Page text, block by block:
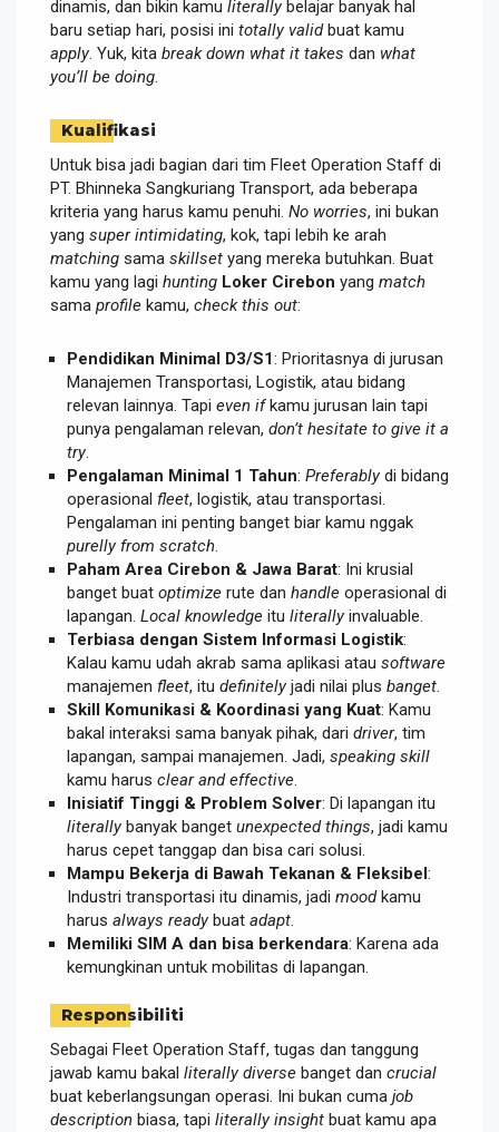
dinamis, dan bikin kamu literallybelajar banyak hal
baru setiap hari, posisi ini totally validbuat kamu
apply. Yuk, kita break down what it takes dan what
you’ll be doing
Kualifikasi
Untuk bisa jadi bagian dari tim Fleet Operation Staff di
PT. Bhinneka Sangkuriang Transport, ada beberapa
kriteria yang harus kamu penuhi. No worries, ini bukan
yang super intimidating, kok, tapi lebih ke arah
matching sama skillset yang mereka butuhkan. Buat
kamu yang lagi hunting Loker Cirebon yang match
sama profile kamu, check this out:
Pendidikan Minimal D3/S1: Prioritasnya di jurusan
Manajemen Transportasi, Logistik, atau bidang
relevan lainnya. Tapi even ifkamu jurusan lain tapi
punya pengalaman relevan, don’t hesitate to give it a
try.
Pengalaman Minimal 1 Tahun: Preferablydi bidang
operasional fleet, logistik, atau transportasi.
Pengalaman ini penting banget biar kamu nggak
purelly from scratch
Paham Area Cirebon & Jawa Barat: Ini krusial
banget buat optimize rute dan handle operasional di
lapangan. Local knowledge itu literallyinvaluable.
Terbiasa dengan Sistem Informasi Logistik:
Kalau kamu udah akrab sama aplikasi atau software
manajemen fleet, itu definitelyjadi nilai plus banget
Skill Komunikasi & Koordinasi yang Kuat: Kamu
bakal interaksi sama banyak pihak, dari driver, tim
lapangan, sampai manajemen. Jadi, speaking skill
kamu harus clear and effective
Inisiatif Tinggi & Problem Solver: Di lapangan itu
literallybanyak banget unexpected things, jadi kamu
harus cepet tanggap dan bisa cari solusi.
Mampu Bekerja di Bawah Tekanan & Fleksibel:
Industri transportasi itu dinamis, jadi moodkamu
harus always readybuat adapt
Memiliki SIM A dan bisa berkendara: Karena ada
kemungkinan untuk mobilitas di lapangan.
Responsibiliti
Sebagai Fleet Operation Staff, tugas dan tanggung
jawab kamu bakal literally diverse banget dan crucial
buat keberlangsungan operasi. Ini bukan cuma job
description biasa, tapi literally insight buat kamu apa